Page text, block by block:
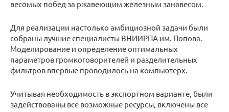
весомых побед за ржавеющим железным занавесом.
Для реализации настолько амбициозной задачи были
собраны лучшие специалисты ВНИИРПА им. Попова.
Моделирование и определение оптимальных
параметров громкоговорителей и разделительных
фильтров впервые проводилось на компьютерх.
Учитывая необходимость в экспортном варианте, были
задействованы все возможные ресурсы, включены все